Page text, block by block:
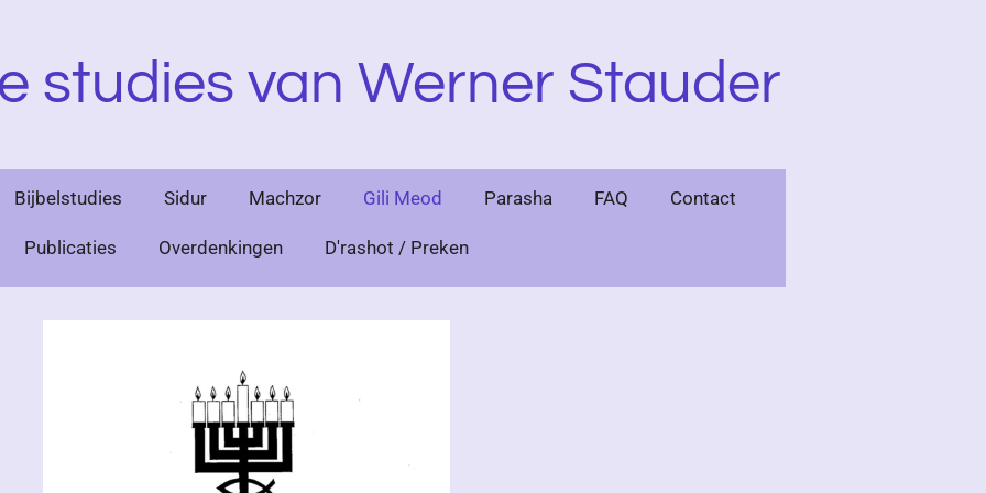
studies van Werner Stauder
Bijbelstudies Sidur Machzor Gili Meod Parasha FAQ Contact
Publicaties Overdenkingen D'rashot / Preken